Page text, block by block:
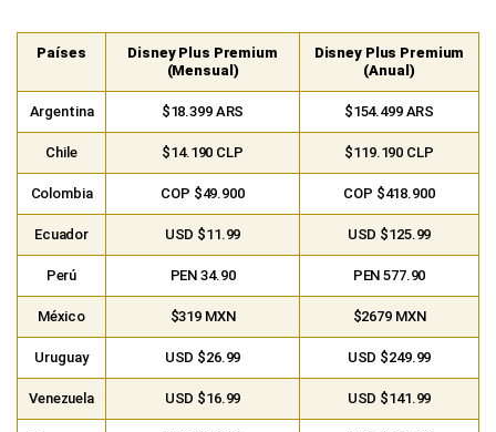
Colombia COP $49.900 COP $418.900
USD $11.99 USD $125.99
Perú
Espn-directv-barcelona-real-madrid-clasico-canal-mexico-estados-unidos-espana